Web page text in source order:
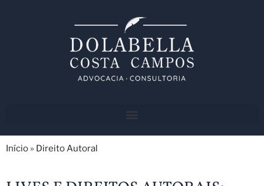
Início » Direito Autoral